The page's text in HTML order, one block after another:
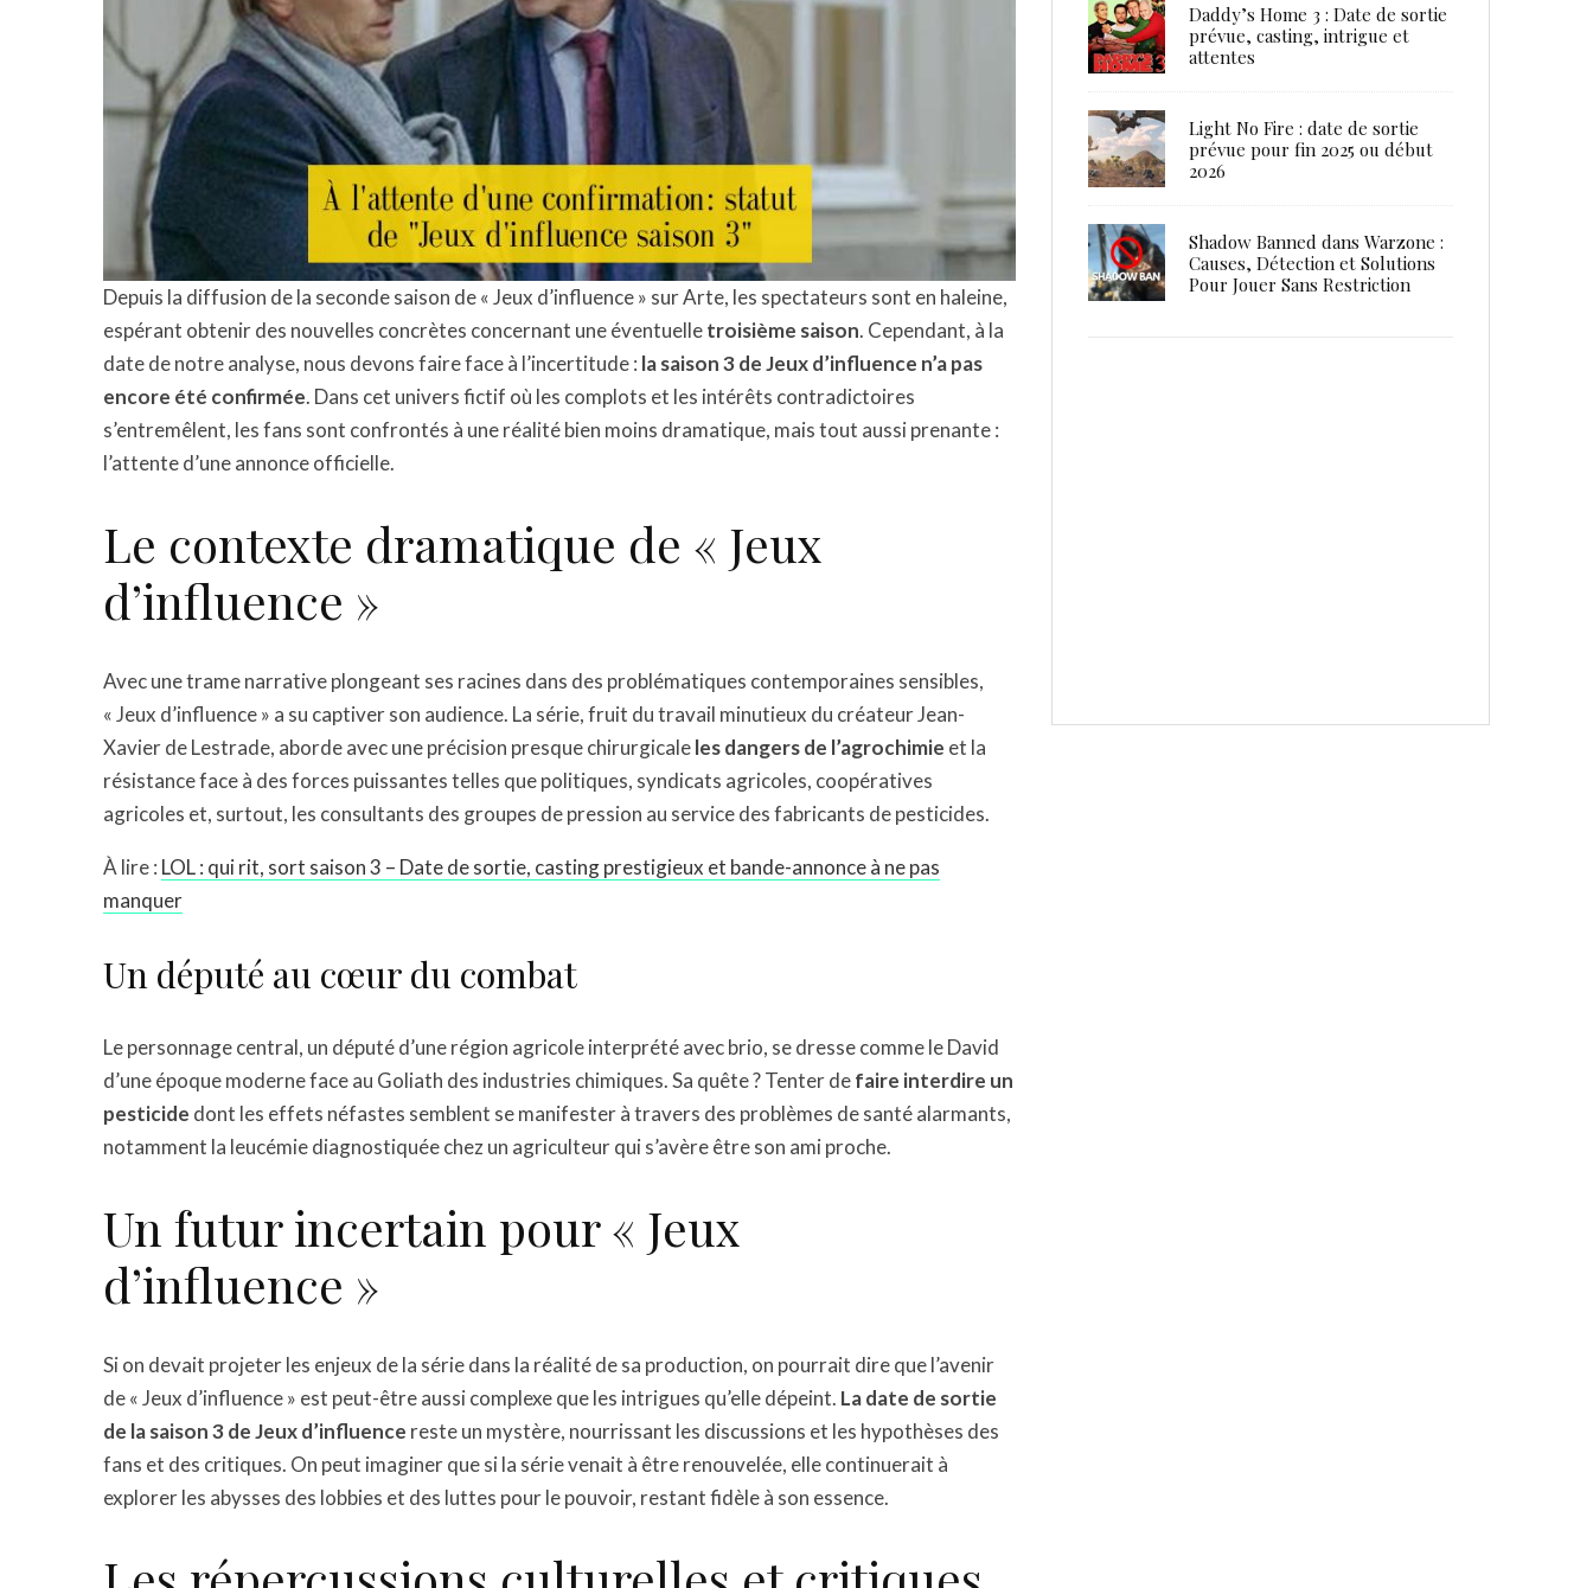
Depuis la diffusion de la seconde saison de « Jeux d’influence » sur Arte, les spectateurs sont en haleine,
espérant obtenir des nouvelles concrètes concernant une éventuelletroisième saison. Cependant, à la
date de notre analyse, nous devons faire face à l’incertitude : la saison 3 de Jeux d’influence n’a pas
encore été confirmée. Dans cet univers fictif où les complots et les intérêts contradictoires
s’entremêlent, les fans sont confrontés à une réalité bien moins dramatique, mais tout aussi prenante :
l’attente d’une annonce officielle.
Le contexte dramatique de « Jeux
d’influence »
Avec une trame narrative plongeant ses racines dans des problématiques contemporaines sensibles,
« Jeux d’influence » a su captiver son audience. La série, fruit du travail minutieux du créateur Jean-
Xavier de Lestrade, aborde avec une précision presque chirurgicaleles dangers de l’agrochimie et la
résistance face à des forces puissantes telles que politiques, syndicats agricoles, coopératives
agricoles et, surtout, les consultants des groupes de pression au service des fabricants de pesticides.
À lire : LOL : qui rit, sort saison 3 – Date de sortie, casting prestigieux et bande-annonce à ne pas
manquer
Un député au cœur du combat
Le personnage central, un député d’une région agricole interprété avec brio, se dresse comme le David
d’une époque moderne face au Goliath des industries chimiques. Sa quête ? Tenter defaire interdire un
pesticide dont les effets néfastes semblent se manifester à travers des problèmes de santé alarmants,
notamment la leucémie diagnostiquée chez un agriculteur qui s’avère être son ami proche.
Un futur incertain pour « Jeux
d’influence »
Si on devait projeter les enjeux de la série dans la réalité de sa production, on pourrait dire que l’avenir
de « Jeux d’influence » est peut-être aussi complexe que les intrigues qu’elle dépeint. La date de sortie
de la saison 3 de Jeux d’influence reste un mystère, nourrissant les discussions et les hypothèses des
fans et des critiques. On peut imaginer que si la série venait à être renouvelée, elle continuerait à
explorer les abysses des lobbies et des luttes pour le pouvoir, restant fidèle à son essence.
Daddy’s Home 3 : Date de sortie
prévue, casting, intrigue et
attentes
Light No Fire : date de sortie
prévue pour fin 2025 ou début
2026
Shadow Banned dans Warzone :
Causes, Détection et Solutions
Pour Jouer Sans Restriction